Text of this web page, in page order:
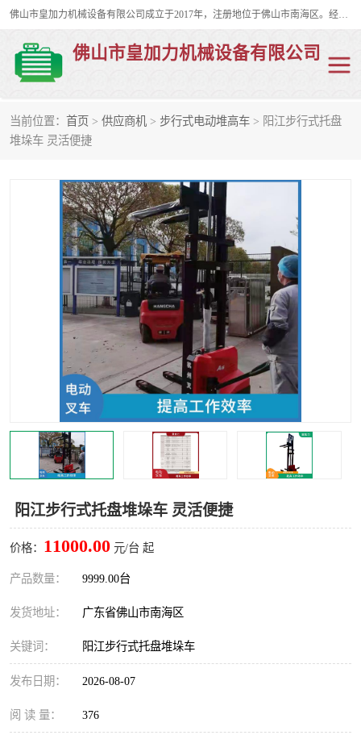
佛山市皇加力机械设备有限公司成立于2017年，注册地位于佛山市南海区。经营范围包括：其他机械设备及电子产品批发、电气设备批发、贸易代理、五金产品批发等；主要产品有：移动式登车桥、叉车装卸货平台、移动式升降机、升降货梯、油桶夹具、电动堆高车。
佛山市皇加力机械设备有限公司
当前位置： 首页 > 供应商机 > 步行式电动堆高车 > 阳江步行式托盘
堆垛车 灵活便捷
阳江步行式托盘堆垛车 灵活便捷
价格： 11000.00 元/台 起
产品数量： 9999.00台
发货地址： 广东省佛山市南海区
关键词： 阳江步行式托盘堆垛车
发布日期： 2026-08-07
阅 读 量： 376
移动式登车桥
步行式电动堆高车 移动登车台
叉车装卸货平台 电动搬运车
移动式升降平台 升降货梯
集装箱装柜平台 油桶夹具